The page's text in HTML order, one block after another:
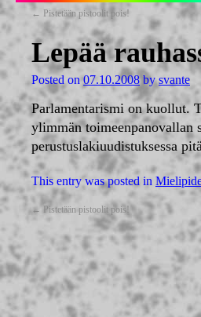
← Pistetään pistoolit pois!
Lepää
Posted on 07.10.2008 by svante
Parlamentarismi on kuollut.
ylimmän toimeenpanovallan
perustuslakiuudistuksessa
This entry was posted in
←Pistetään pistoolit pois!